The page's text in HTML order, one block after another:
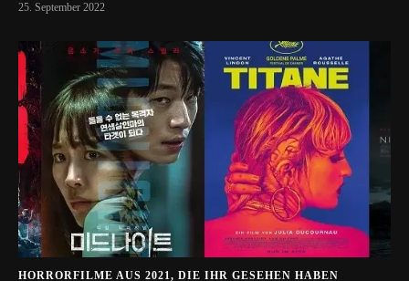
25. September 2022
HORRORFILME AUS 2021, DIE IHR GESEHEN HABEN